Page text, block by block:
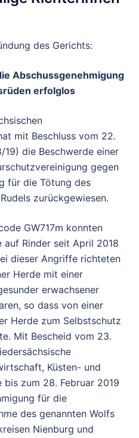
des Gerichts:
Abschussgenehmigung
erfolglos
mit Beschluss vom 22.
19) die Beschwerde einer
gegen
für die Tötung des
zurückgewiesen.
GW717m konnten
Rinder seit April 2018
dieser Angriffe richteten
Herde mit einer
erwachsener
so dass von einer
Herde zum Selbstschutz
Mit Bescheid vom 23.
Küsten- und
bis zum 28. Februar 2019
für die
des genannten Wolfs
Nienburg und